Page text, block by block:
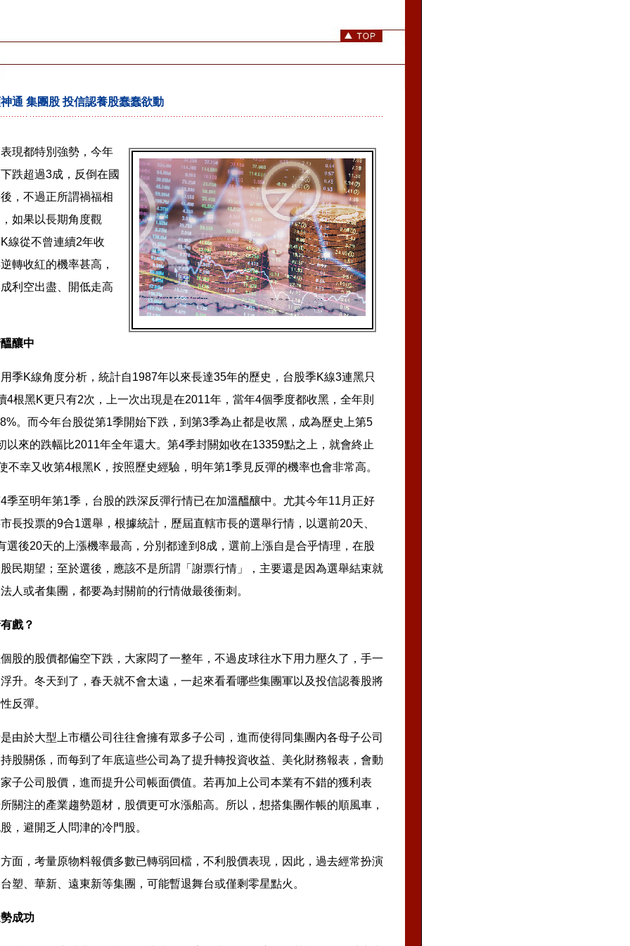
通 集團股 投信認養股蠢蠢欲動
現都特別強勢，今年
跌超過3成，反倒在國
，不過正所謂禍福相
如果以長期角度觀
線從不曾連續2年收
轉收紅的機率甚高，
利空出盡、開低走高
釀中
季K線角度分析，統計自1987年以來長達35年的歷史，台股季K線3連黑只
4根黑K更只有2次，上一次出現是在2011年，當年4個季度都收黑，全年則
。而今年台股從第1季開始下跌，到第3季為止都是收黑，成為歷史上第5
以來的跌幅比2011年全年還大。第4季封關如收在13359點之上，就會終止
不幸又收第4根黑K，按照歷史經驗，明年第1季見反彈的機率也會非常高。
季至明年第1季，台股的跌深反彈行情已在加溫醞釀中。尤其今年11月正好
長投票的9合1選舉，根據統計，歷屆直轄市長的選舉行情，以選前20天、
選後20天的上漲機率最高，分別都達到8成，選前上漲自是合乎情理，在股
民期望；至於選後，應該不是所謂「謝票行情」，主要還是因為選舉結束就
人或者集團，都要為封關前的行情做最後衝刺。
戲？
股的股價都偏空下跌，大家悶了一整年，不過皮球往水下用力壓久了，手一
升。冬天到了，春天就不會太遠，一起來看看哪些集團軍以及投信認養股將
反彈。
由於大型上市櫃公司往往會擁有眾多子公司，進而使得同集團內各母子公司
股關係，而每到了年底這些公司為了提升轉投資收益、美化財務報表，會動
子公司股價，進而提升公司帳面價值。若再加上公司本業有不錯的獲利表
關注的產業趨勢題材，股價更可水漲船高。所以，想搭集團作帳的順風車，
，避開乏人問津的冷門股。
面，考量原物料報價多數已轉弱回檔，不利股價表現，因此，過去經常扮演
塑、華新、遠東新等集團，可能暫退舞台或僅剩零星點火。
成功